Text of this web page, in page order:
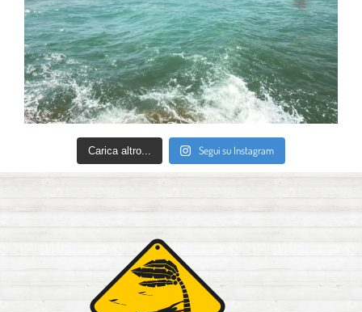
Carica altro... Segui su Instagram